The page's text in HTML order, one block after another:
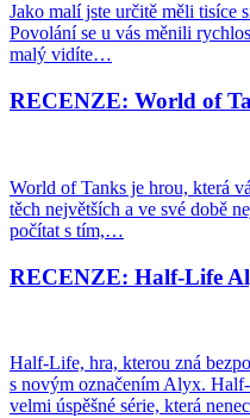
Jako malí jste určitě měli tisíce
Povolání se u vás měnili
malý vidíte…
RECENZE: World of
World of Tanks je hrou, která
těch největších a ve své době
počítat s tím,…
RECENZE: Half-Life
Half-Life, hra, kterou zná
s novým označením Alyx.
velmi úspěšné série, která